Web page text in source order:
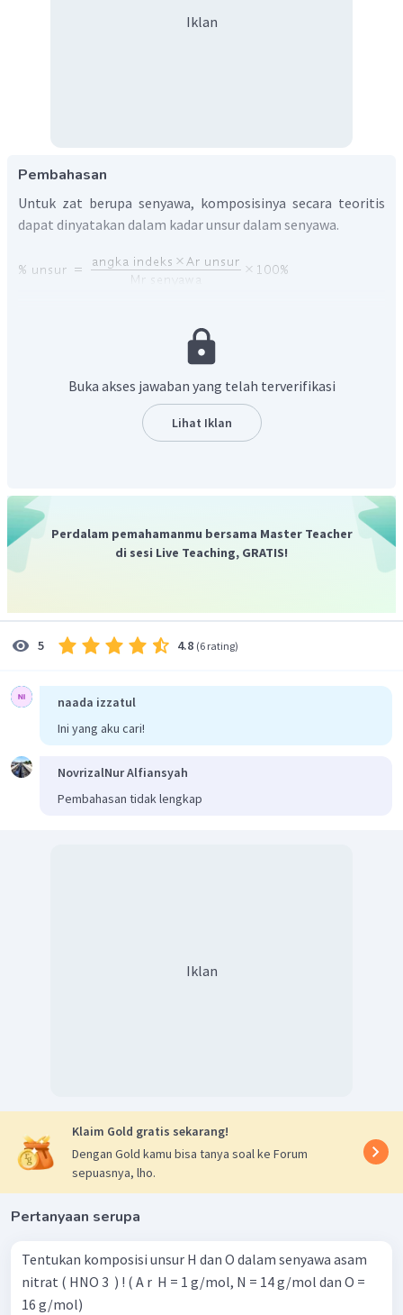
Iklan
Pembahasan
Untuk zat berupa senyawa, komposisinya secara teoritis
dapat dinyatakan dalam kadar unsur dalam senyawa.
Buka akses jawaban yang telah terverifikasi
Lihat Iklan
Perdalam pemahamanmu bersama Master Teacher
di sesi Live Teaching, GRATIS!
5 4.8 (6 rating)
naada izzatul
Ini yang aku cari!
NovrizalNur Alfiansyah
Pembahasan tidak lengkap
Iklan
Klaim Gold gratis sekarang!
Dengan Gold kamu bisa tanya soal ke Forum
sepuasnya, lho.
Pertanyaan serupa
Tentukan komposisi unsur H dan O dalam senyawa asam
nitrat ( HNO 3 ​ ) ! ( A r ​ H = 1 g/mol, N = 14 g/mol dan O =
16 g/mol)